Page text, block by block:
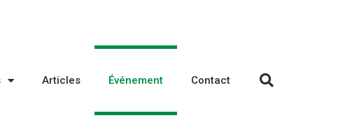
Articles Événement Contact